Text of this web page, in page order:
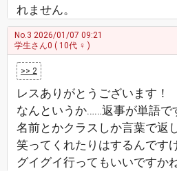
れません。
No.3 2026/01/07 09:21
学生さん0 ( 10代 ♀ )
>> 2
レスありがとうございます！
なんというか……返事が単語で
名前とかクラスしか言葉で返
笑ってくれたりはするんです
グイグイ行ってもいいですか